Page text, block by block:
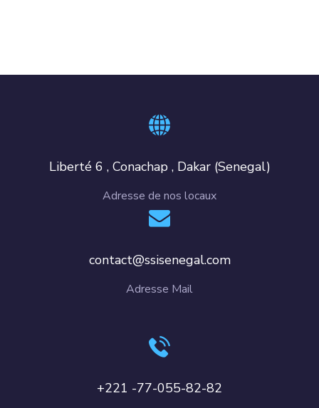
Liberté 6 , Conachap , Dakar (Senegal)
Adresse de nos locaux
contact@ssisenegal.com
Adresse Mail
+221 -77-055-82-82